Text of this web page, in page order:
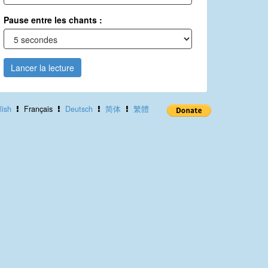
Pause entre les chants :
Lancer la lecture
Français Deutsch 简体 繁體